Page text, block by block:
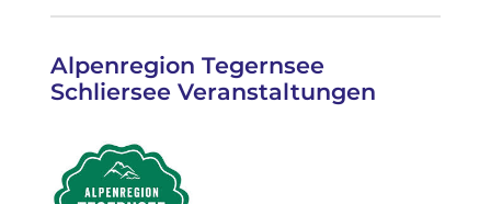
Alpenregion Tegernsee
Schliersee Veranstaltungen